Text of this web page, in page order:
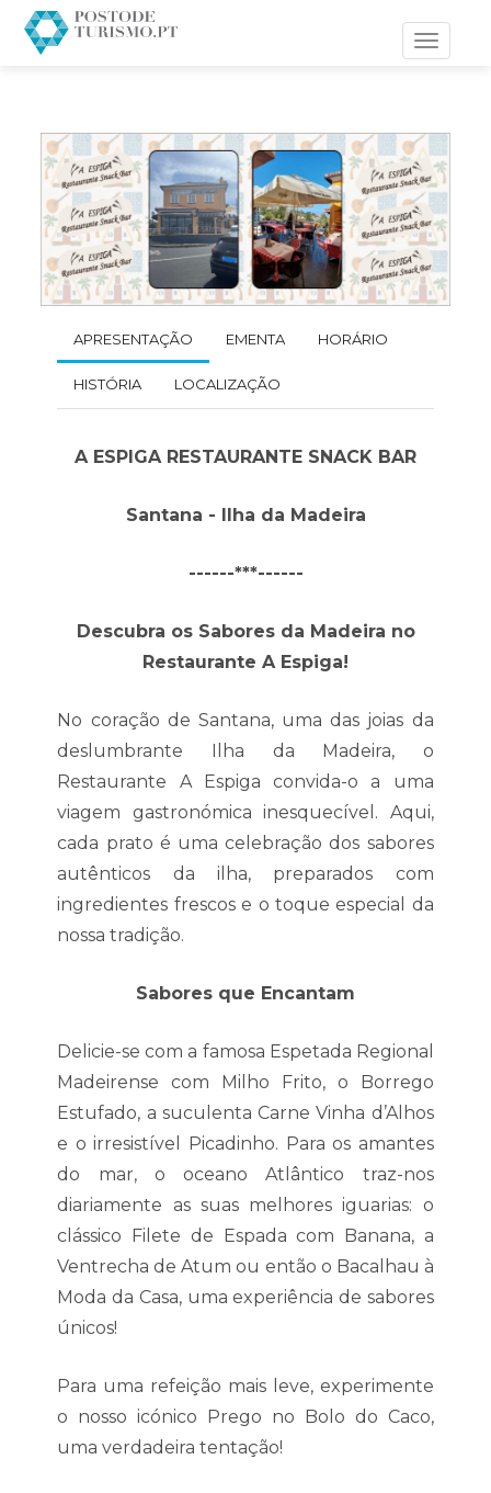
Toggle
APRESENTAÇÃO EMENTA HORÁRIO
HISTÓRIA LOCALIZAÇÃO
A ESPIGA RESTAURANTE SNACK BAR
Santana - Ilha da Madeira
------***------
Descubra os Sabores da Madeira no
Restaurante A Espiga!
No coração de Santana, uma das joias da
deslumbrante Ilha da Madeira, o
Restaurante A Espiga convida-o a uma
viagem gastronómica inesquecível. Aqui,
cada prato é uma celebração dos sabores
autênticos da ilha, preparados com
ingredientes frescos e o toque especial da
nossa tradição.
Sabores que Encantam
Delicie-se com a famosa Espetada Regional
Madeirense com Milho Frito, o Borrego
Estufado, a suculenta Carne Vinha d’Alhos
e o irresistível Picadinho. Para os amantes
do mar, o oceano Atlântico traz-nos
diariamente as suas melhores iguarias: o
clássico Filete de Espada com Banana, a
Ventrecha de Atum ou então o Bacalhau à
Moda da Casa, uma experiência de sabores
únicos!
Para uma refeição mais leve, experimente
o nosso icónico Prego no Bolo do Caco,
uma verdadeira tentação!